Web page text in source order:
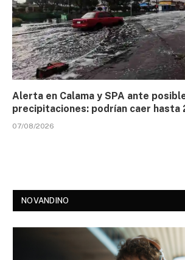
Alerta en Calama y SPA ante
precipitaciones: podrían caer hasta
07/08/2026
NOVANDINO